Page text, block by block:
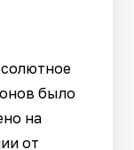
было
на
от